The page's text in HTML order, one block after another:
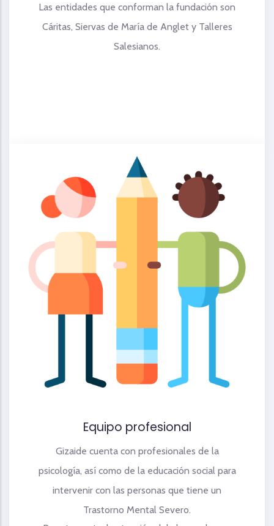
Las entidades que conforman la fundación son
Cáritas, Siervas de María de Anglet y Talleres
Salesianos.
Equipo profesional
Gizaide cuenta con profesionales de la
psicología, así como de la educación social para
intervenir con las personas que tiene un
Trastorno Mental Severo.